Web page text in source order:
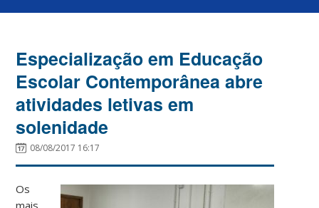
Especialização em Educação
Escolar Contemporânea abre
atividades letivas em
solenidade
08/08/2017 16:17
Os
mais